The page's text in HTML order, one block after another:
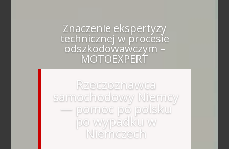
Znaczenie ekspertyzy
technicznej w procesie
odszkodowawczym –
MOTOEXPERT
Rzeczoznawca
samochodowy Niemcy
— pomoc po polsku
po wypadku w
Niemczech